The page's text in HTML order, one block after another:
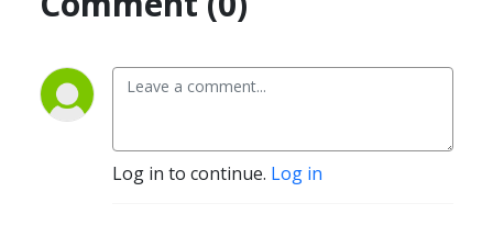
Log in to continue. Log in